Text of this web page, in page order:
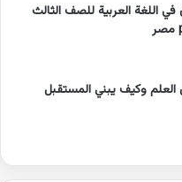
اللغة العربية للصف الثالث
وكيف يبني المستقبل